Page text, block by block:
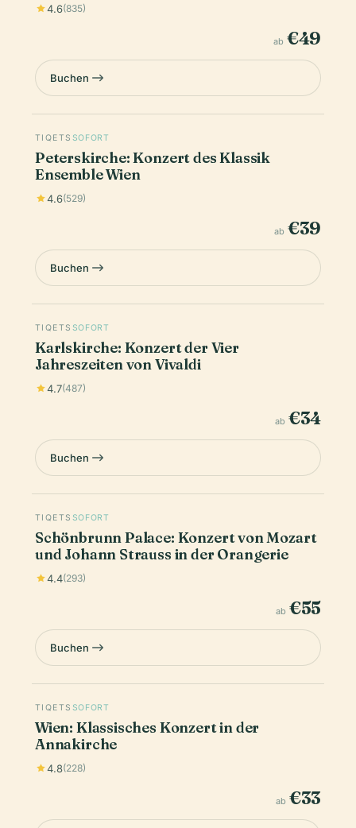
4.6(835)
ab €49
Buchen
TIQETS SOFORT
Peterskirche: Konzert des Klassik
Ensemble Wien
4.6(529)
ab €39
Buchen
TIQETS SOFORT
Karlskirche: Konzert der Vier
Jahreszeiten von Vivaldi
4.7(487)
ab €34
Buchen
TIQETS SOFORT
Schönbrunn Palace: Konzert von Mozart
und Johann Strauss in der Orangerie
4.4(293)
ab €55
Buchen
TIQETS SOFORT
Wien: Klassisches Konzert in der
Annakirche
4.8(228)
ab €33